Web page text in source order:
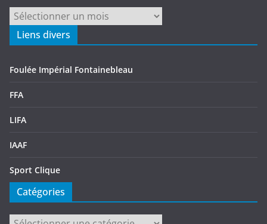
Archives
Liens divers
Foulée Impérial Fontainebleau
FFA
LIFA
IAAF
Sport Clique
Catégories
Catégories